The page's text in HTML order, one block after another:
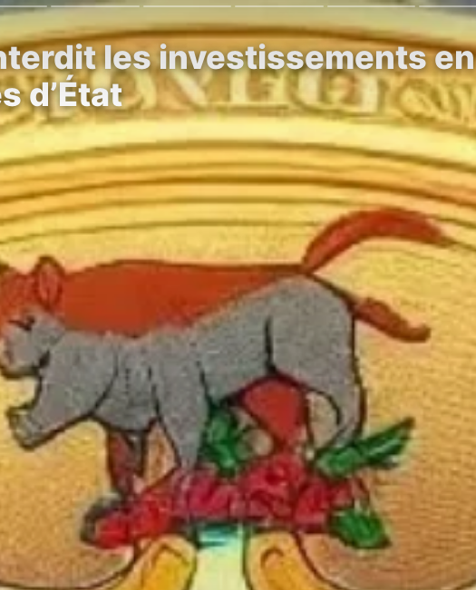
les investissements en
d’État